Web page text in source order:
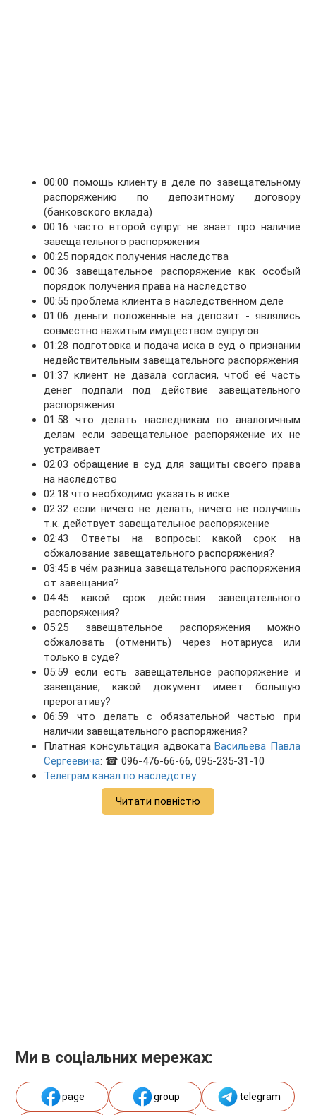
00:00 помощь клиенту в деле по завещательному
распоряжению по депозитному договору
(банковского вклада)
00:16 часто второй супруг не знает про наличие
завещательного распоряжения
00:25 порядок получения наследства
00:36 завещательное распоряжение как особый
порядок получения права на наследство
00:55 проблема клиента в наследственном деле
01:06 деньги положенные на депозит - являлись
совместно нажитым имуществом супругов
01:28 подготовка и подача иска в суд о признании
недействительным завещательного распоряжения
01:37 клиент не давала согласия, чтоб её часть
денег подпали под действие завещательного
распоряжения
01:58 что делать наследникам по аналогичным
делам если завещательное распоряжение их не
устраивает
02:03 обращение в суд для защиты своего права
на наследство
02:18 что необходимо указать в иске
02:32 если ничего не делать, ничего не получишь
т.к. действует завещательное распоряжение
02:43 Ответы на вопросы: какой срок на
обжалование завещательного распоряжения?
03:45 в чём разница завещательного распоряжения
от завещания?
04:45 какой срок действия завещательного
распоряжения?
05:25 завещательное распоряжения можно
обжаловать (отменить) через нотариуса или
только в суде?
05:59 если есть завещательное распоряжение и
завещание, какой документ имеет большую
прерогативу?
06:59 что делать с обязательной частью при
наличии завещательного распоряжения?
Платная консультация адвокатаВасильева Павла
Сергеевича: ☎ 096-476-66-66, 095-235-31-10
Телеграм канал по наследству
Читати повністю
Ми в соціальних мережах:
page group telegram